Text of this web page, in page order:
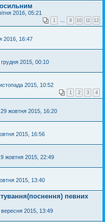
2016, 05:21
1 9 10 11 12
2016, 16:47
2015, 00:10
2015, 10:52
1 2 3 4
29 жовтня 2015, 16:20
2015, 16:56
жовтня 2015, 22:49
2015, 13:40
певних
вересня 2015, 13:49